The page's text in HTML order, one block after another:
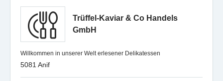
Trüffel-Kaviar & Co Handels
GmbH
Willkommen in unserer Welt erlesener Delikatessen
5081 Anif